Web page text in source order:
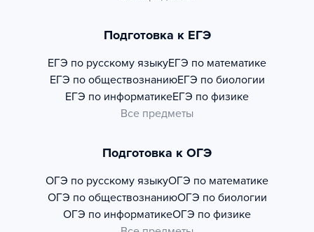
Подготовка к ЕГЭ
ЕГЭ по русскому языкуЕГЭ по математике
ЕГЭ по обществознаниюЕГЭ по биологии
ЕГЭ по информатикеЕГЭ по физике
Все предметы
Подготовка к ОГЭ
ОГЭ по русскому языкуОГЭ по математике
ОГЭ по обществознаниюОГЭ по биологии
ОГЭ по информатикеОГЭ по физике